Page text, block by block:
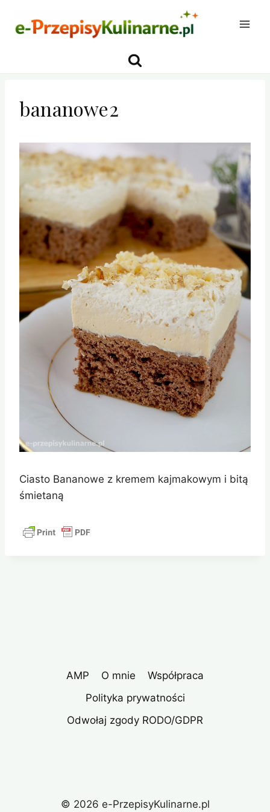
bananowe2
Ciasto Bananowe z kremem kajmakowym i bitą
śmietaną
AMP O mnie
Współpraca
Polityka prywatności
Odwołaj zgody RODO/GDPR
© 2026 e-PrzepisyKulinarne.pl